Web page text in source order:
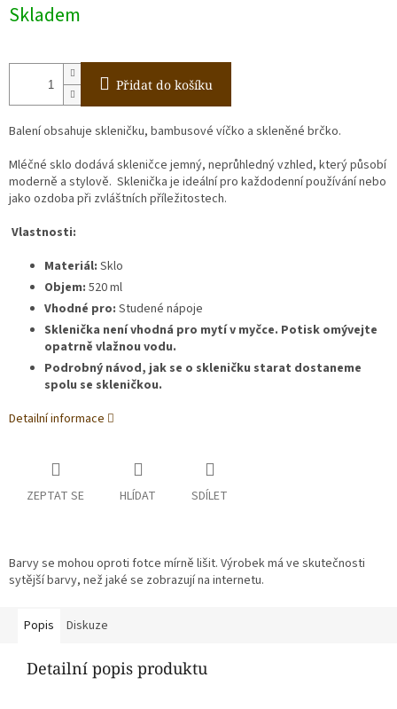
cena:
Skladem
Přidat do košíku
Balení obsahuje skleničku, bambusové víčko a skleněné brčko.
Mléčné sklo dodává skleničce jemný, neprůhledný vzhled, který působí
moderně a stylově. Sklenička je ideální pro každodenní používání nebo
jako ozdoba při zvláštních příležitostech.
Vlastnosti:
Materiál: Sklo
Objem: 520 ml
Vhodné pro: Studené nápoje
Sklenička není vhodná pro mytí v myčce. Potisk omývejte
opatrně vlažnou vodu.
Podrobný návod, jak se o skleničku starat dostaneme
spolu se skleničkou.
Detailní informace
ZEPTAT SE HLÍDAT SDÍLET
Barvy se mohou oproti fotce mírně lišit. Výrobek má ve skutečnosti
sytější barvy, než jaké se zobrazují na internetu.
Popis Diskuze
Detailní popis produktu